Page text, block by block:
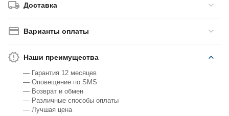
Доставка
Варианты оплаты
Наши преимущества
— Гарантия 12 месяцев
— Оповещение по SMS
— Возврат и обмен
— Различные способы оплаты
— Лучшая цена